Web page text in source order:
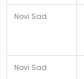
Novi Sad
Novi Sad